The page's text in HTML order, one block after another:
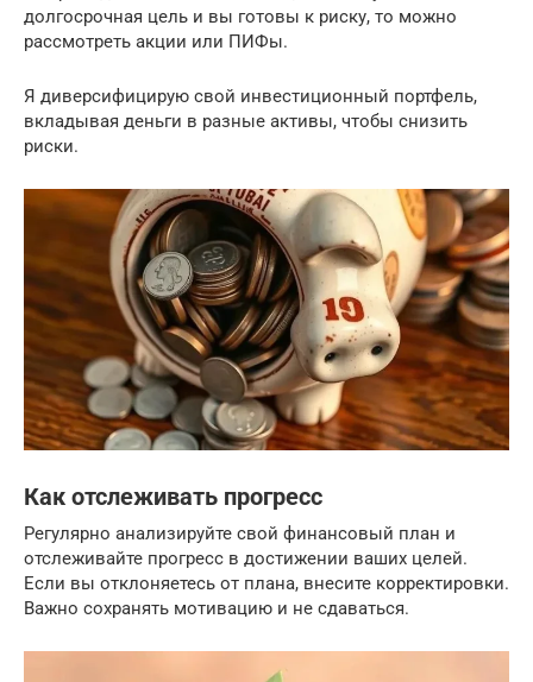
долгосрочная цель и вы готовы к риску, то можно
рассмотреть акции или ПИФы.
Я диверсифицирую свой инвестиционный портфель,
вкладывая деньги в разные активы, чтобы снизить
риски.
Как отслеживать прогресс
Регулярно анализируйте свой финансовый план и
отслеживайте прогресс в достижении ваших целей.
Если вы отклоняетесь от плана, внесите корректировки.
Важно сохранять мотивацию и не сдаваться.